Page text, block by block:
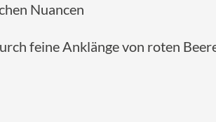
Nuancen
feine Anklänge von roten